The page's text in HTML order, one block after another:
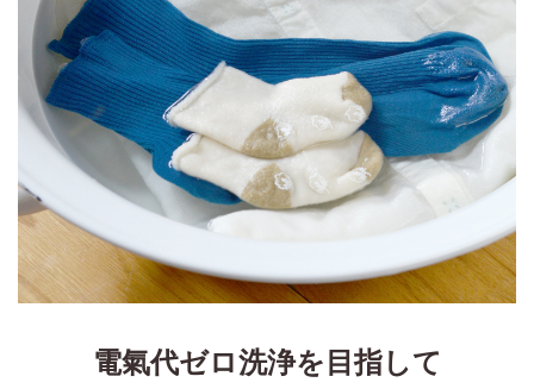
電氣代ゼロ洗浄を目指して